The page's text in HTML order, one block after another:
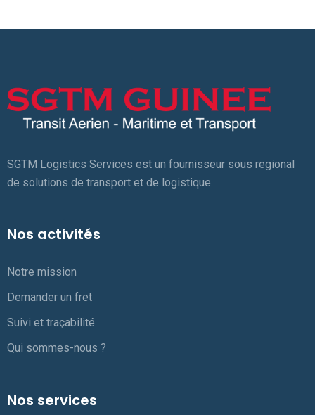
SGTM Logistics Services est un fournisseur sous regional
de solutions de transport et de logistique.
Nos activités
Notre mission
Demander un fret
Suivi et traçabilité
Qui sommes-nous ?
Nos services